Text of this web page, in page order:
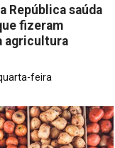
República saúda
fizeram
agricultura
feira